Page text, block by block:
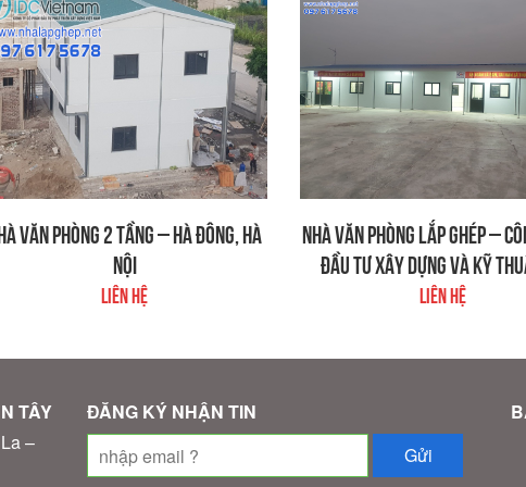
VĂN PHÒNG 2 TẦNG – HÀ ĐÔNG, HÀ
NỘI
Liên hệ
NHÀ VĂN PHÒNG LẮP GHÉP –
ĐẦU TƯ XÂY DỰNG VÀ KỸ
Liên hệ
TÂY
–
ĐĂNG KÝ NHẬN TIN